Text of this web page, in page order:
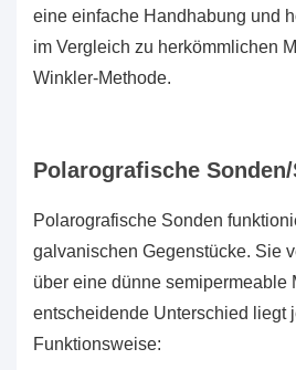
eine einfache Handhabung und
im Vergleich zu herkömmlichen
Winkler-Methode.
Polarografische
Polarografische Sonden
galvanischen Gegenstücke. Sie
über eine dünne semipermeable
entscheidende Unterschied liegt
Funktionsweise: